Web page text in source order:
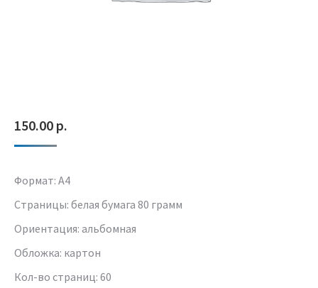
150.00 р.
Формат: A4
Страницы: белая бумага 80 грамм
Ориентация: альбомная
Обложка: картон
Кол-во страниц: 60